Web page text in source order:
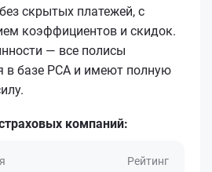
скрытых платежей, с
коэффициентов и скидок.
— все полисы
в базе РСА и имеют полную
компаний:
Рейтинг